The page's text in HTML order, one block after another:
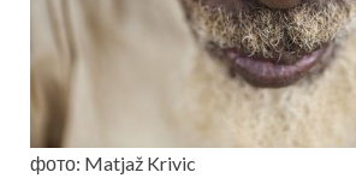
фото: Matjaž Krivic